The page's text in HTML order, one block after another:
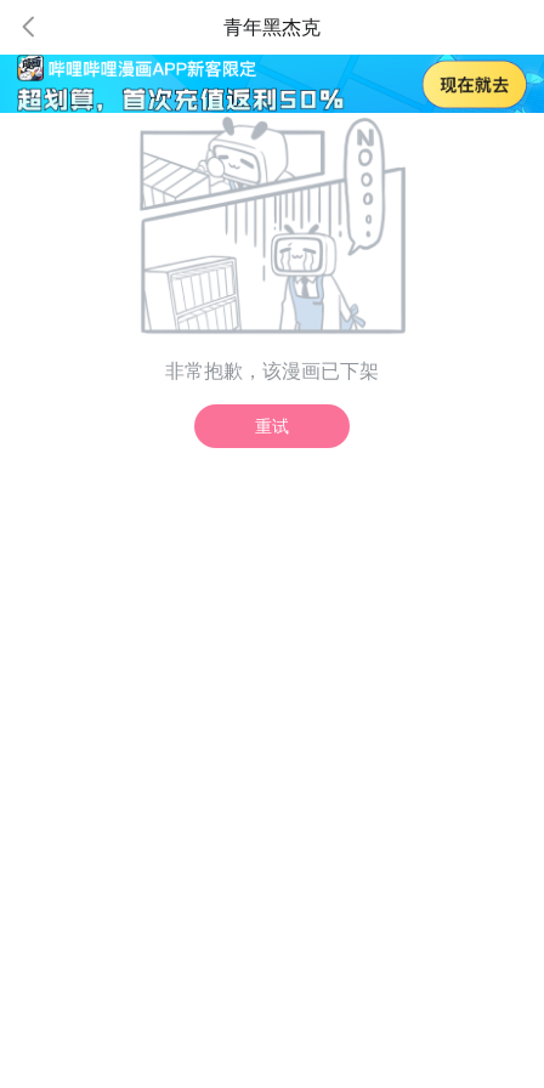
青年黑杰克
非常抱歉，该漫画已下架
重试